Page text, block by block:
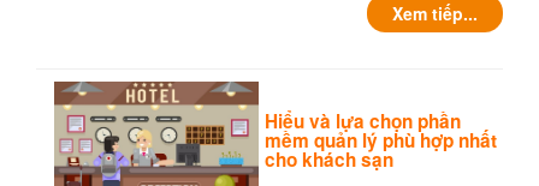
Xem tiếp...
Hiểu và lựa chọn phần
mềm quản lý phù hợp nhất
cho khách sạn